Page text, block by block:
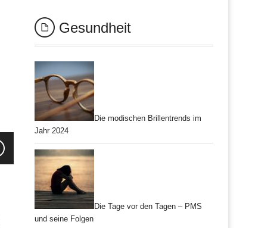
Gesundheit
Die modischen Brillentrends im
Jahr 2024
Die Tage vor den Tagen – PMS
und seine Folgen